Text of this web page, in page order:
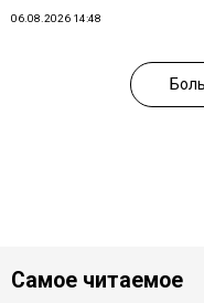
06.08.2026 14:48
Самое читаемое